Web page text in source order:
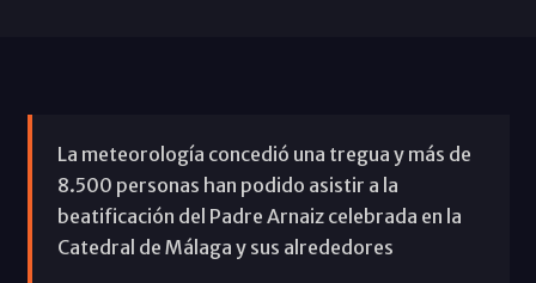
La meteorología concedió una tregua y más de
8.500 personas han podido asistir a la
beatificación del Padre Arnaiz celebrada en la
Catedral de Málaga y sus alrededores